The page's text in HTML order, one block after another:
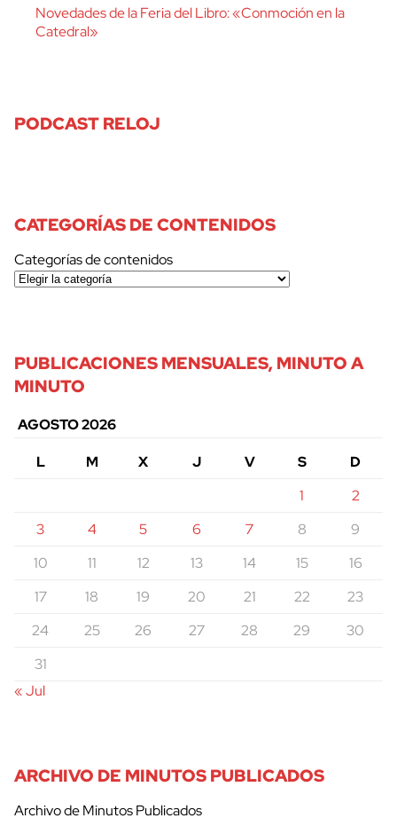
Novedades de la Feria del Libro: «Conmoción en la
Catedral»
PODCAST RELOJ
CATEGORÍAS DE CONTENIDOS
Categorías de contenidos
PUBLICACIONES MENSUALES, MINUTO A
MINUTO
AGOSTO 2026
L
M X J V S
D
1
2
3
4 5 6 7 8
9
10
11 12 13 14 15
16
17
18 19 20 21 22
23
24
25 26 27 28 29
30
31
« Jul
ARCHIVO DE MINUTOS PUBLICADOS
Archivo de Minutos Publicados